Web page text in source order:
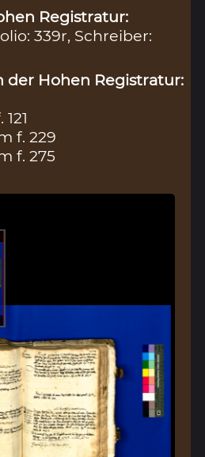
Registratur:
339r, Schreiber:
der Hohen Registratur:
f. 229
f. 275